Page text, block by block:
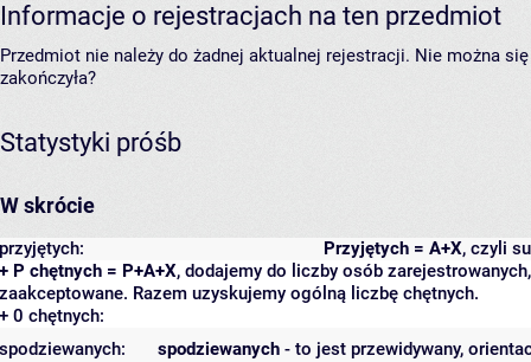
Informacje o rejestracjach na ten przedmiot
Przedmiot nie należy do żadnej aktualnej rejestracji. Nie można
zakończyła?
Statystyki próśb
W skrócie
Przyjętych = A+X, czyli
przyjętych:
+ P chętnych = P+A+X, dodajemy do liczby osób
zaakceptowane. Razem uzyskujemy ogólną liczbę chętnych.
+ 0 chętnych:
spodziewanych - to jest przewidywany,
spodziewanych: